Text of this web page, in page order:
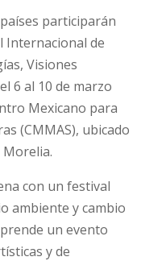
participarán
Internacional de
Visiones
6 al 10 de marzo
Mexicano para
(CMMAS), ubicado
Morelia.
con un festival
ambiente y cambio
un evento
y de